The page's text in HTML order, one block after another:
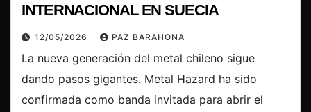
INTERNACIONAL EN SUECIA
12/05/2026 PAZ BARAHONA
La nueva generación del metal chileno sigue
dando pasos gigantes. Metal Hazard ha sido
confirmada como banda invitada para abrir el